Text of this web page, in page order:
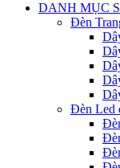
DANH MỤC
Đèn
Đèn Led